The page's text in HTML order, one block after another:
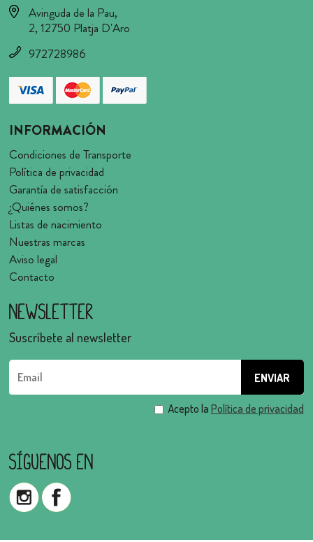
Avinguda de la Pau,
2, 12750 Platja D'Aro
972728986
INFORMACIÓN
Condiciones de Transporte
Política de privacidad
Garantía de satisfacción
¿Quiénes somos?
Listas de nacimiento
Nuestras marcas
Aviso legal
Contacto
Newsletter
Suscríbete al newsletter
Acepto la Política de privacidad
Síguenos en